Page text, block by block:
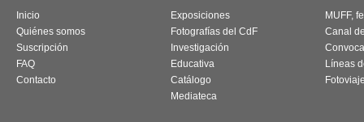
Inicio
Quiénes somos
Suscripción
FAQ
Contacto
Exposiciones
Fotografías del CdF
Investigación
Educativa
Catálogo
Mediateca
MUFF,
Canal
Líneas